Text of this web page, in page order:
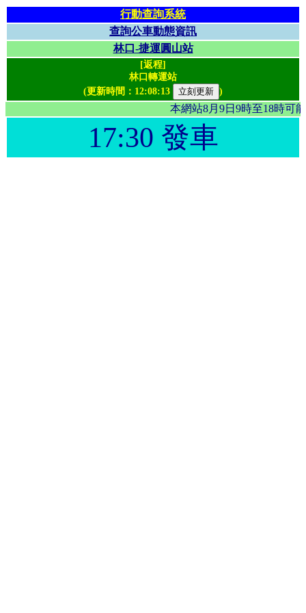
行動查詢系統
查詢公車動態資訊
林口-捷運圓山站
[返程]
林口轉運站
(更新時間： 12:08:13 )
本網站8月9日9時至18
17:30 發車